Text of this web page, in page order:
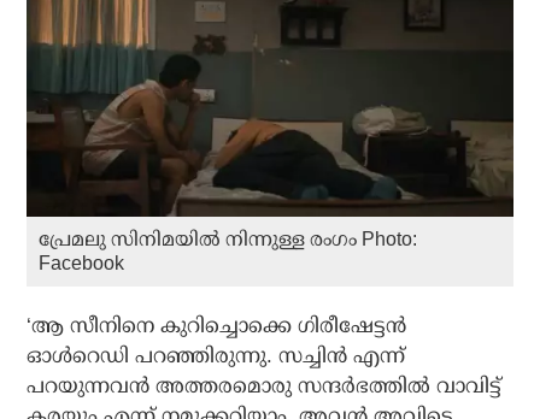
പ്രേമലു സിനിമയില്‍ നിന്നുള്ള രംഗം Photo:
Facebook
‘ആ സീനിനെ കുറിച്ചൊക്കെ ഗിരീഷേട്ടന്‍
ഓള്‍റെഡി പറഞ്ഞിരുന്നു. സച്ചിന്‍ എന്ന്
പറയുന്നവന്‍ അത്തരമൊരു സന്ദര്‍ഭത്തില്‍ വാവിട്ട്